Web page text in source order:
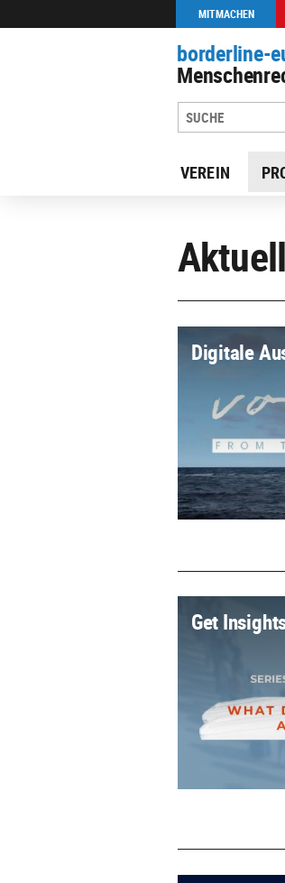
MITMACHEN
borderline-
VEREIN
Digitale
Get